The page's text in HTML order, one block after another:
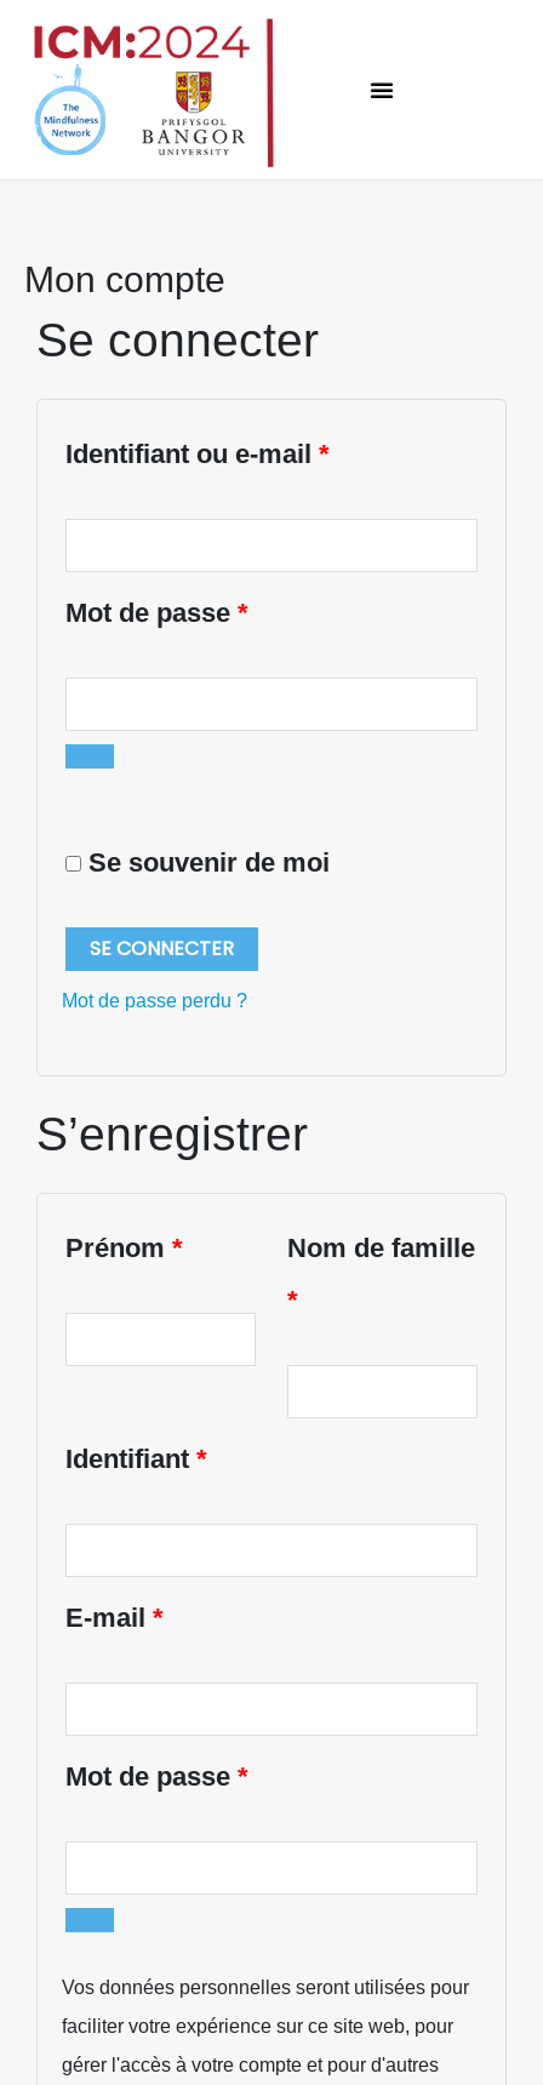
content
Mon compte
Se connecter
Identifiant ou e-mail *
Mot de passe *
Obligatoire
Se souvenir de moi
SE CONNECTER
Mot de passe perdu ?
S’enregistrer
Prénom *
Nom de famille
*
Identifiant *
Obligatoire
E-mail *
Obligatoire
Mot de passe *
Obligatoire
Vos données personnelles seront utilisées pour
faciliter votre expérience sur ce site web, pour
gérer l'accès à votre compte et pour d'autres